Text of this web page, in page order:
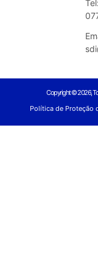
Copyright © 2026,
Política de Proteção